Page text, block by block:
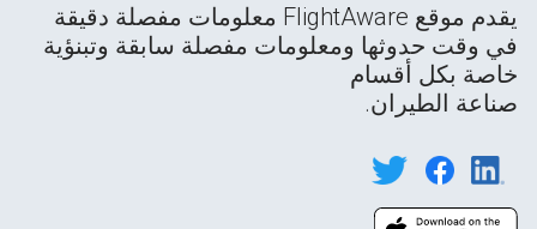
يقدم موقع FlightAware معلومات مفصلة دقيقة
في وقت حدوثها ومعلومات مفصلة سابقة وتبنؤية
خاصة بكل أقسام
صناعة الطيران.